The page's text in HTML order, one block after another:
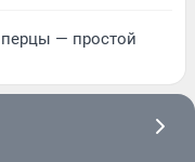
— простой